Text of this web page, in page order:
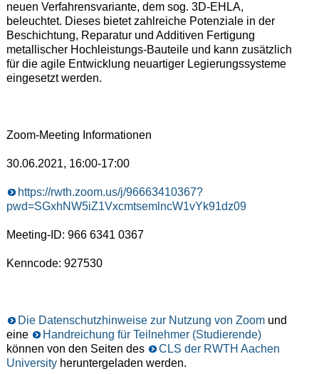
neuen Verfahrensvariante, dem sog. 3D-EHLA,
beleuchtet. Dieses bietet zahlreiche Potenziale in der
Beschichtung, Reparatur und Additiven Fertigung
metallischer Hochleistungs-Bauteile und kann zusätzlich
für die agile Entwicklung neuartiger Legierungssysteme
eingesetzt werden.
Zoom-Meeting Informationen
30.06.2021, 16:00-17:00
https://rwth.zoom.us/j/96663410367?
pwd=SGxhNW5iZ1VxcmtsemlncW1vYk91dz09
Meeting-ID: 966 6341 0367
Kenncode: 927530
Die Datenschutzhinweise zur Nutzung von Zoom und
eine
Handreichung für Teilnehmer (Studierende)
können von den Seiten des
CLS der RWTH Aachen
Universityheruntergeladen werden.